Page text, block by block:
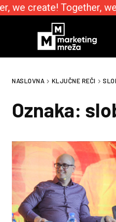
we create! Together,
NASLOVNA KLJUČNE REČI
Oznaka: